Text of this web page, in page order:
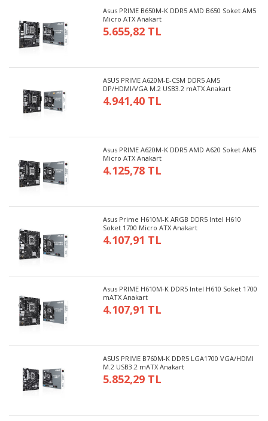
Asus PRIME B650M-K DDR5 AMD B650 Soket AM5
Micro ATX Anakart
5.655,82 TL
ASUS PRIME A620M-E-CSM DDR5 AM5
DP/HDMI/VGA M.2 USB3.2 mATX Anakart
4.941,40 TL
Asus PRIME A620M-K DDR5 AMD A620 Soket AM5
Micro ATX Anakart
4.125,78 TL
Asus Prime H610M-K ARGB DDR5 Intel H610
Soket 1700 Micro ATX Anakart
4.107,91 TL
Asus PRIME H610M-K DDR5 Intel H610 Soket 1700
mATX Anakart
4.107,91 TL
ASUS PRIME B760M-K DDR5 LGA1700 VGA/HDMI
M.2 USB3.2 mATX Anakart
5.852,29 TL